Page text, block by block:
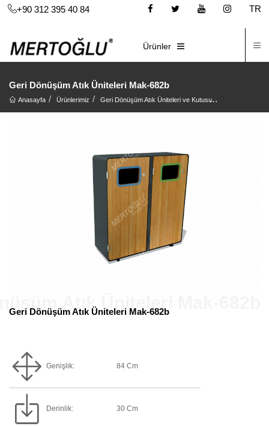
+90 312 395 40 84
TR
Ürünler
Geri Dönüşüm Atık Üniteleri Mak-682b
Anasayfa Ürünlerimiz Geri Dönüşüm Atık Üniteleri ve Kutusu
Geri Dönüşüm Atık Üniteleri Mak-682b
Genişlik: 84 Cm
Derinlik: 30 Cm